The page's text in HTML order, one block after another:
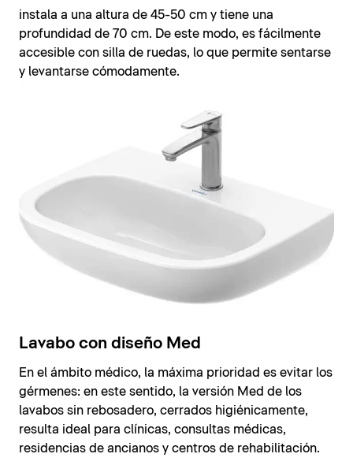
instala a una altura de 45-50 cm y tiene una
profundidad de 70 cm. De este modo, es fácilmente
accesible con silla de ruedas, lo que permite sentarse
y levantarse cómodamente.
Lavabo con diseño Med
En el ámbito médico, la máxima prioridad es evitar los
gérmenes: en este sentido, la versión Med de los
lavabos sin rebosadero, cerrados higiénicamente,
resulta ideal para clínicas, consultas médicas,
residencias de ancianos y centros de rehabilitación.